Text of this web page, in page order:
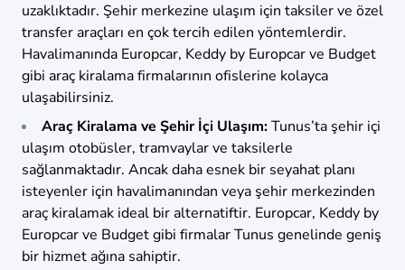
uzaklıktadır. Şehir merkezine ulaşım için taksiler ve özel
transfer araçları en çok tercih edilen yöntemlerdir.
Havalimanında Europcar, Keddy by Europcar ve Budget
gibi araç kiralama firmalarının ofislerine kolayca
ulaşabilirsiniz.
Araç Kiralama ve Şehir İçi Ulaşım:Tunus’ta şehir içi
ulaşım otobüsler, tramvaylar ve taksilerle
sağlanmaktadır. Ancak daha esnek bir seyahat planı
isteyenler için havalimanından veya şehir merkezinden
araç kiralamak ideal bir alternatiftir. Europcar, Keddy by
Europcar ve Budget gibi firmalar Tunus genelinde geniş
bir hizmet ağına sahiptir.